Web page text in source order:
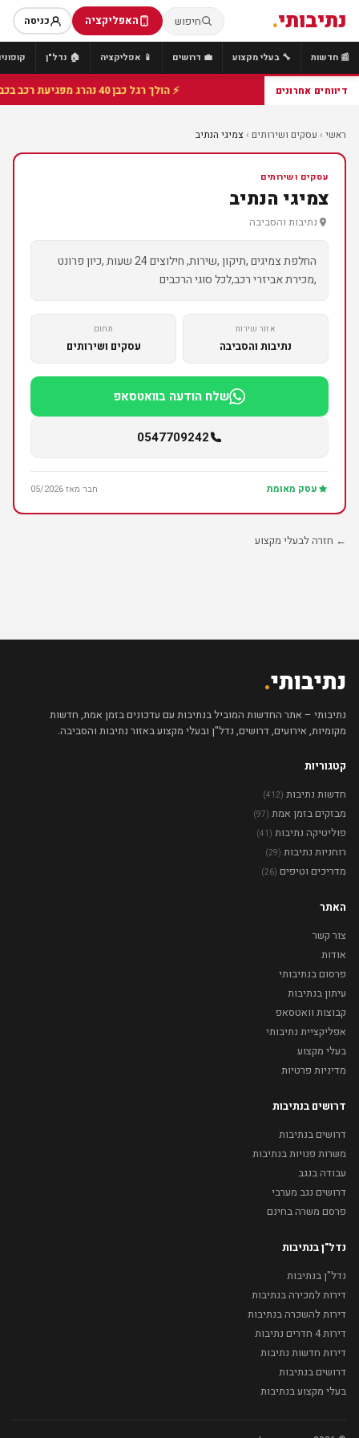
נתיבותי. חיפוש האפליקציה כניסה
📰 חדשות 🔧 בעלי מקצוע 💼 דרושים 📱 אפליקציה 🏠 נדל"ן
דיווחים אחרונים ⚡ הולך רגל כבן 40 נהרג מפגיעת רכב בכביש 25 סמוך לצומת הנשיא, מתנדבי זק"א פועלו בזירה
ראשי › עסקים ושירותים › צמיגי הנתיב
⭐ פרמיום
עסקים ושירותים
צמיגי הנתיב
נתיבות והסביבה
החלפת צמיגים ,תיקון ,שירות, חילוצים 24 שעות ,כיון פרונט
,מכירת אביזרי רכב,לכל סוגי הרכבים
אזור שירות
נתיבות והסביבה
תחום
עסקים ושירותים
שלח הודעה בוואטסאפ
0547709242
עסק מאומת חבר מאז 05/2026
← חזרה לבעלי מקצוע
נתיבותי.
נתיבותי – אתר החדשות המוביל בנתיבות עם עדכונים בזמן אמת, חדשות
מקומיות, אירועים, דרושים, נדל"ן ובעלי מקצוע באזור נתיבות והסביבה.
קטגוריות
חדשות נתיבות (412)
מבזקים בזמן אמת (97)
פוליטיקה נתיבות (41)
רוחניות נתיבות (29)
מדריכים וטיפים (26)
האתר
צור קשר
אודות
פרסום בנתיבותי
עיתון בנתיבות
קבוצות וואטסאפ
אפליקציית נתיבותי
בעלי מקצוע
מדיניות פרטיות
דרושים בנתיבות
דרושים בנתיבות
משרות פנויות בנתיבות
עבודה בנגב
דרושים נגב מערבי
פרסם משרה בחינם
נדל"ן בנתיבות
נדל"ן בנתיבות
דירות למכירה בנתיבות
דירות להשכרה בנתיבות
דירות 4 חדרים נתיבות
דירות חדשות נתיבות
דרושים בנתיבות
בעלי מקצוע בנתיבות